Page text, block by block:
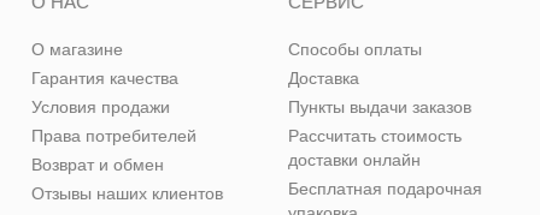
О магазине
Гарантия качества
Условия продажи
Права потребителей
Возврат и обмен
Отзывы наших клиентов
Способы оплаты
Доставка
Пункты выдачи заказов
Рассчитать стоимость
доставки онлайн
Бесплатная подарочная